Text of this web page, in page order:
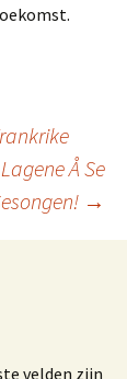
Å Se
→
velden zijn